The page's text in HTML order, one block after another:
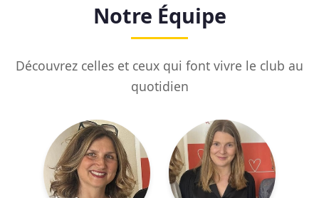
Notre Équipe
Découvrez celles et ceux qui font vivre le club au
quotidien